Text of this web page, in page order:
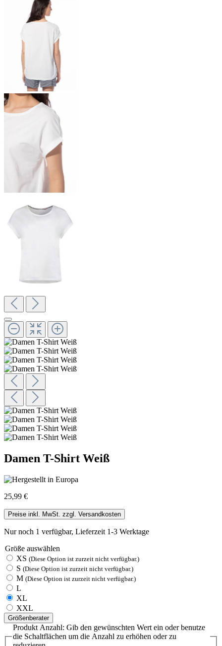
Damen T-Shirt Weiß
25,99 €
Preise inkl. MwSt. zzgl. Versandkosten
Nur noch 1 verfügbar, Lieferzeit 1-3 Werktage
Größe auswählen
XS (Diese Option ist zurzeit nicht verfügbar.)
S (Diese Option ist zurzeit nicht verfügbar.)
M (Diese Option ist zurzeit nicht verfügbar.)
L
XL
XXL
Größenberater
Produkt Anzahl: Gib den gewünschten Wert ein oder benutze
die Schaltflächen um die Anzahl zu erhöhen oder zu